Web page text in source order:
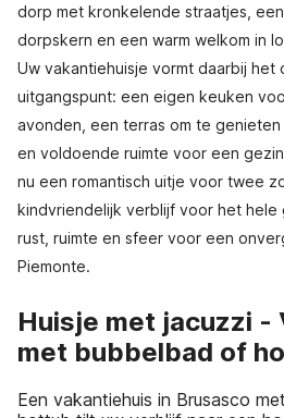
dorp met kronkelende straatjes,
dorpskern en een warm welkom in
Uw vakantiehuisje vormt daarbij het
uitgangspunt: een eigen keuken
avonden, een terras om te
en voldoende ruimte voor een
nu een romantisch uitje voor twee
kindvriendelijk verblijf voor het hele
rust, ruimte en sfeer voor een
Piemonte.
Huisje met jacuzzi -
met bubbelbad of
Een vakantiehuis in Brusasco